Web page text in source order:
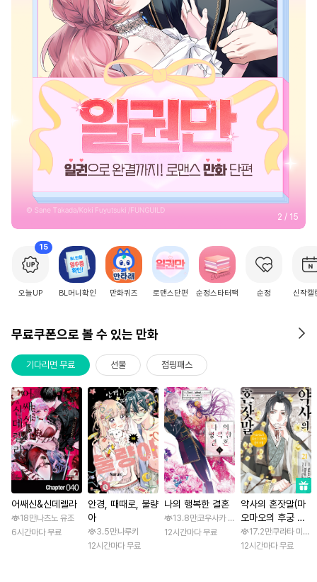
2 / 15
15
오늘UP BL머니확인 만화퀴즈 로맨스단편 순정스타터팩 순정 신작캘
무료쿠폰으로 볼 수 있는 만화
기다리면 무료 선물 점핑패스
어쌔신&신데렐라
18만나츠노 유조
6시간마다 무료
안경, 때때로, 불량
아
3.5만나루키
12시간마다 무료
나의 행복한 결혼
13.8만코우사카 리토 / 아기토기 아쿠미
12시간마다 무료
약사의 혼잣말(마
오마오의 후궁 수
수께끼 풀이수첩)
17.2만쿠라타 미노
12시간마다 무료